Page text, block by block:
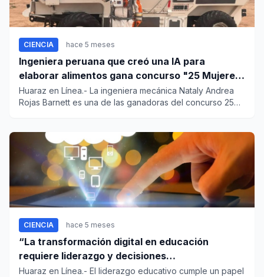
CIENCIA hace 5 meses
Ingeniera peruana que creó una IA para
elaborar alimentos gana concurso "25 Mujeres
en la Ciencia"
Huaraz en Línea.- La ingeniera mecánica Nataly Andrea
Rojas Barnett es una de las ganadoras del concurso 25
CIENCIA hace 5 meses
“La transformación digital en educación
requiere liderazgo y decisiones
contextualizadas”
Huaraz en Línea.- El liderazgo educativo cumple un papel